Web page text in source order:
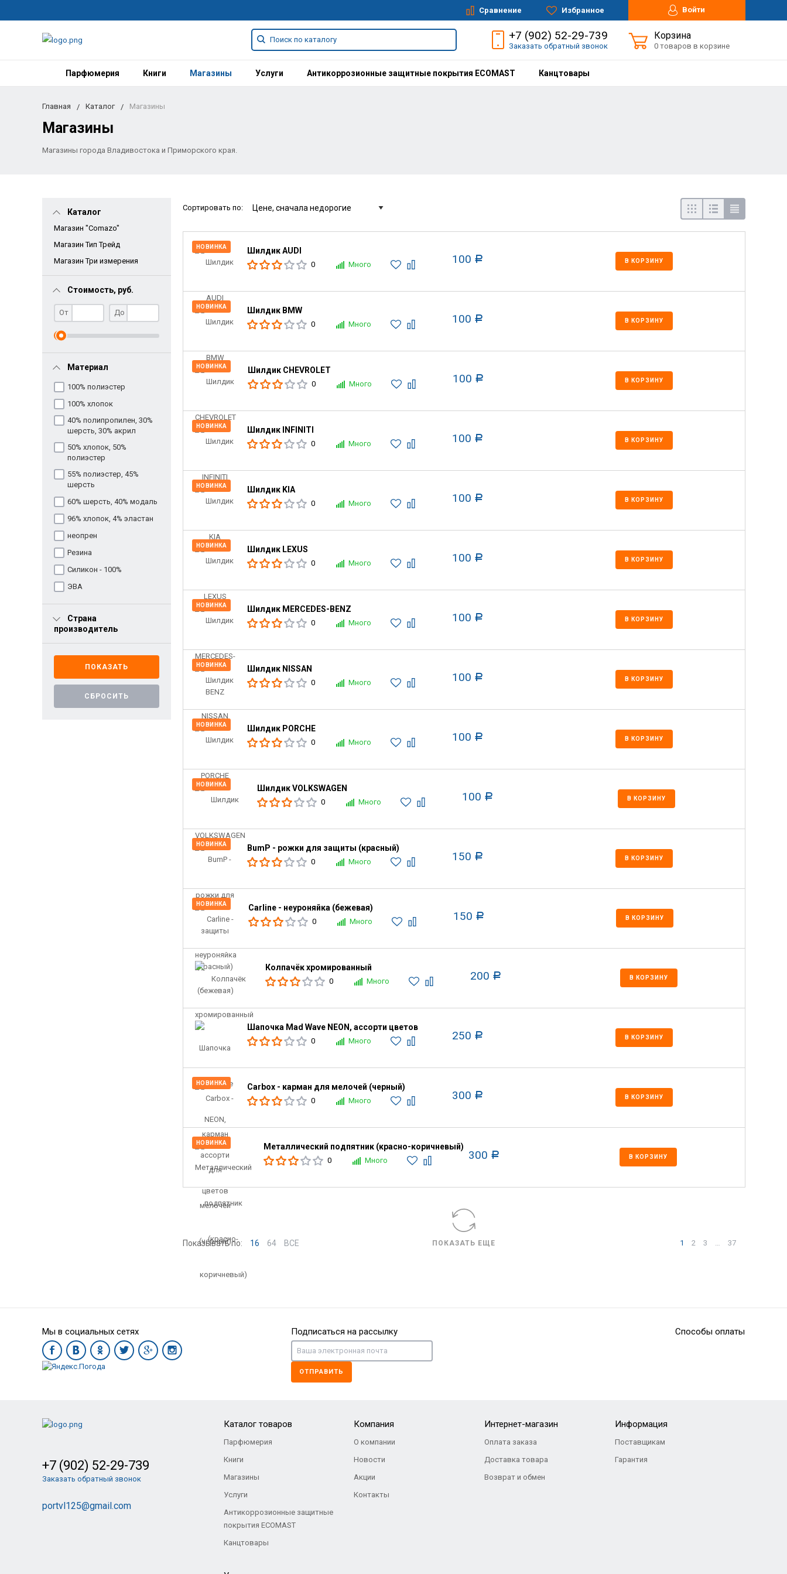
Сравнение Избранное Войти
+7 (902) 52-29-739
Заказать обратный звонок
Корзина
0 товаров в корзине
Парфюмерия Книги Магазины Услуги Антикоррозионные защитные покрытия ECOMAST Канцтовары
Главная Каталог Магазины
Магазины
Магазины города Владивостока и Приморского края.
Каталог
Магазин "Comazo"
Магазин Тип Трейд
Магазин Три измерения
Стоимость, руб.
От До
Материал
100% полиэстер
100% хлопок
40% полипропилен, 30%
шерсть, 30% акрил
50% хлопок, 50%
полиэстер
55% полиэстер, 45%
шерсть
60% шерсть, 40% модаль
96% хлопок, 4% эластан
неопрен
Резина
Силикон - 100%
ЭВА
Страна
производитель
Сортировать по:
НОВИНКА Шилдик AUDI
0 Много 100 Р В КОРЗИНУ
НОВИНКА Шилдик BMW
0 Много 100 Р В КОРЗИНУ
НОВИНКА Шилдик CHEVROLET
0 Много 100 Р В КОРЗИНУ
НОВИНКА Шилдик INFINITI
0 Много 100 Р В КОРЗИНУ
НОВИНКА Шилдик KIA
0 Много 100 Р В КОРЗИНУ
НОВИНКА Шилдик LEXUS
0 Много 100 Р В КОРЗИНУ
НОВИНКА Шилдик MERCEDES-BENZ
0 Много 100 Р В КОРЗИНУ
НОВИНКА Шилдик NISSAN
0 Много 100 Р В КОРЗИНУ
НОВИНКА Шилдик PORCHE
0 Много 100 Р В КОРЗИНУ
НОВИНКА Шилдик VOLKSWAGEN
0 Много 100 Р В КОРЗИНУ
НОВИНКА BumP - рожки для защиты (красный)
0 Много 150 Р В КОРЗИНУ
НОВИНКА Carline - неуроняйка (бежевая)
0 Много 150 Р В КОРЗИНУ
Колпачёк хромированный
0 Много 200 Р В КОРЗИНУ
Шапочка Mad Wave NEON, ассорти цветов
0 Много 250 Р В КОРЗИНУ
НОВИНКА Carbox - карман для мелочей (черный)
0 Много 300 Р В КОРЗИНУ
НОВИНКА Металлический подпятник (красно-коричневый)
0 Много 300 Р В КОРЗИНУ
Показывать по: 16 64 ВСЕ ПОКАЗАТЬ ЕЩЕ 1 2 3 37
Мы в социальных сетях Подписаться на рассылку
ОТПРАВИТЬ
Способы оплаты
+7 (902) 52-29-739
Заказать обратный звонок
portvl125@gmail.com
Каталог товаров
Парфюмерия
Книги
Магазины
Услуги
Антикоррозионные защитные
покрытия ECOMAST
Канцтовары
Компания
О компании
Новости
Акции
Контакты
Интернет-магазин
Оплата заказа
Доставка товара
Возврат и обмен
Информация
Поставщикам
Гарантия